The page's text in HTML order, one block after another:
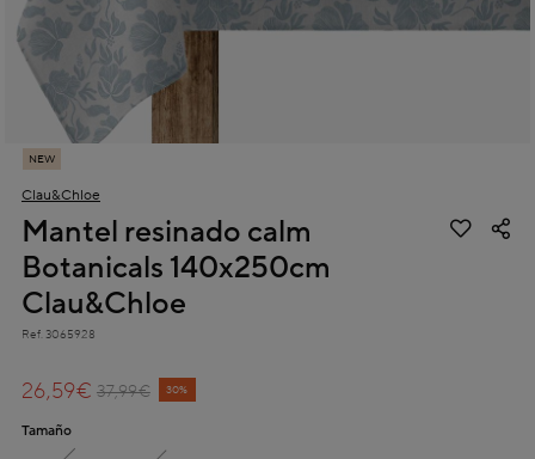
NEW
Clau&Chloe
Mantel resinado calm
Botanicals 140x250cm
Clau&Chloe
Ref. 3065928
Price reduced from
37,99€
to 30%
26,59€
Tamaño